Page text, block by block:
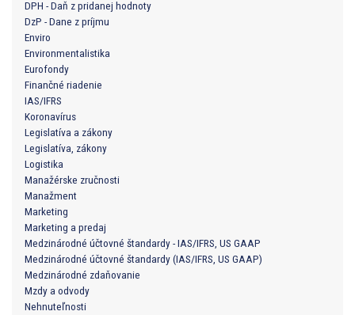
DPH - Daň z pridanej hodnoty
DzP - Dane z príjmu
Enviro
Environmentalistika
Eurofondy
Finančné riadenie
IAS/IFRS
Koronavírus
Legislatíva a zákony
Legislatíva, zákony
Logistika
Manažérske zručnosti
Manažment
Marketing
Marketing a predaj
Medzinárodné účtovné štandardy - IAS/IFRS, US GAAP
Medzinárodné účtovné štandardy (IAS/IFRS, US GAAP)
Medzinárodné zdaňovanie
Mzdy a odvody
Nehnuteľnosti